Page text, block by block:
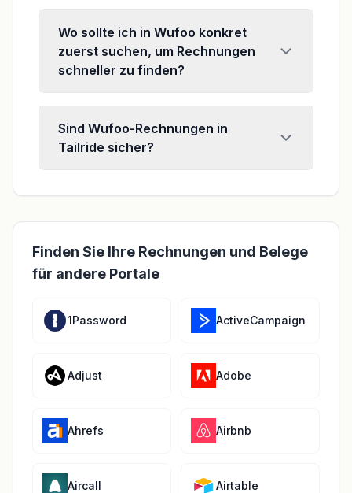
Wo sollte ich in Wufoo konkret
zuerst suchen, um Rechnungen
schneller zu finden?
Sind Wufoo-Rechnungen in
Tailride sicher?
Finden Sie Ihre Rechnungen und Belege
für andere Portale
1Password ActiveCampaign
Adjust Adobe
Ahrefs Airbnb
Aircall Airtable